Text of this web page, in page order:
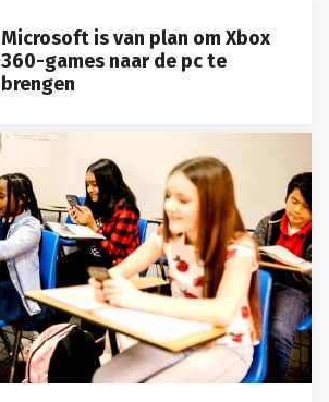
Microsoft is van plan om Xbox
360-games naar de pc te
brengen